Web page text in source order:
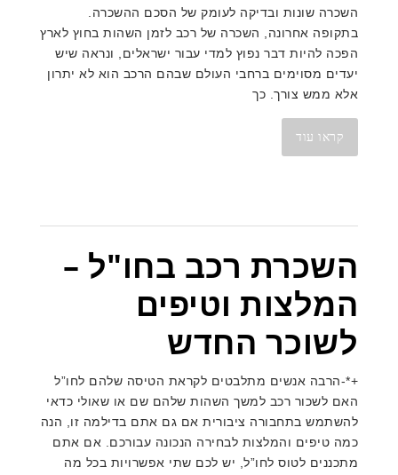
השכרה שונות ובדיקה לעומק של הסכם ההשכרה.
בתקופה אחרונה, השכרה של רכב לזמן השהות בחוץ לארץ
הפכה להיות דבר נפוץ למדי עבור ישראלים, ונראה שיש
יעדים מסוימים ברחבי העולם שבהם הרכב הוא לא יתרון
אלא ממש צורך. כך
קראו עוד
השכרת רכב בחו"ל –
המלצות וטיפים
לשוכר החדש
+*-הרבה אנשים מתלבטים לקראת הטיסה שלהם לחו”ל
האם לשכור רכב למשך השהות שלהם שם או שאולי כדאי
להשתמש בתחבורה ציבורית אם גם אתם בדילמה זו, הנה
כמה טיפים והמלצות לבחירה הנכונה עבורכם. אם אתם
מתכננים לטוס לחו”ל, יש לכם שתי אפשרויות בכל מה